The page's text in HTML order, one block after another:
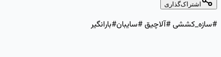
اشتراک‌گذاری
#سازه_کششی #آلاچیق #سایبان#بارانگیر